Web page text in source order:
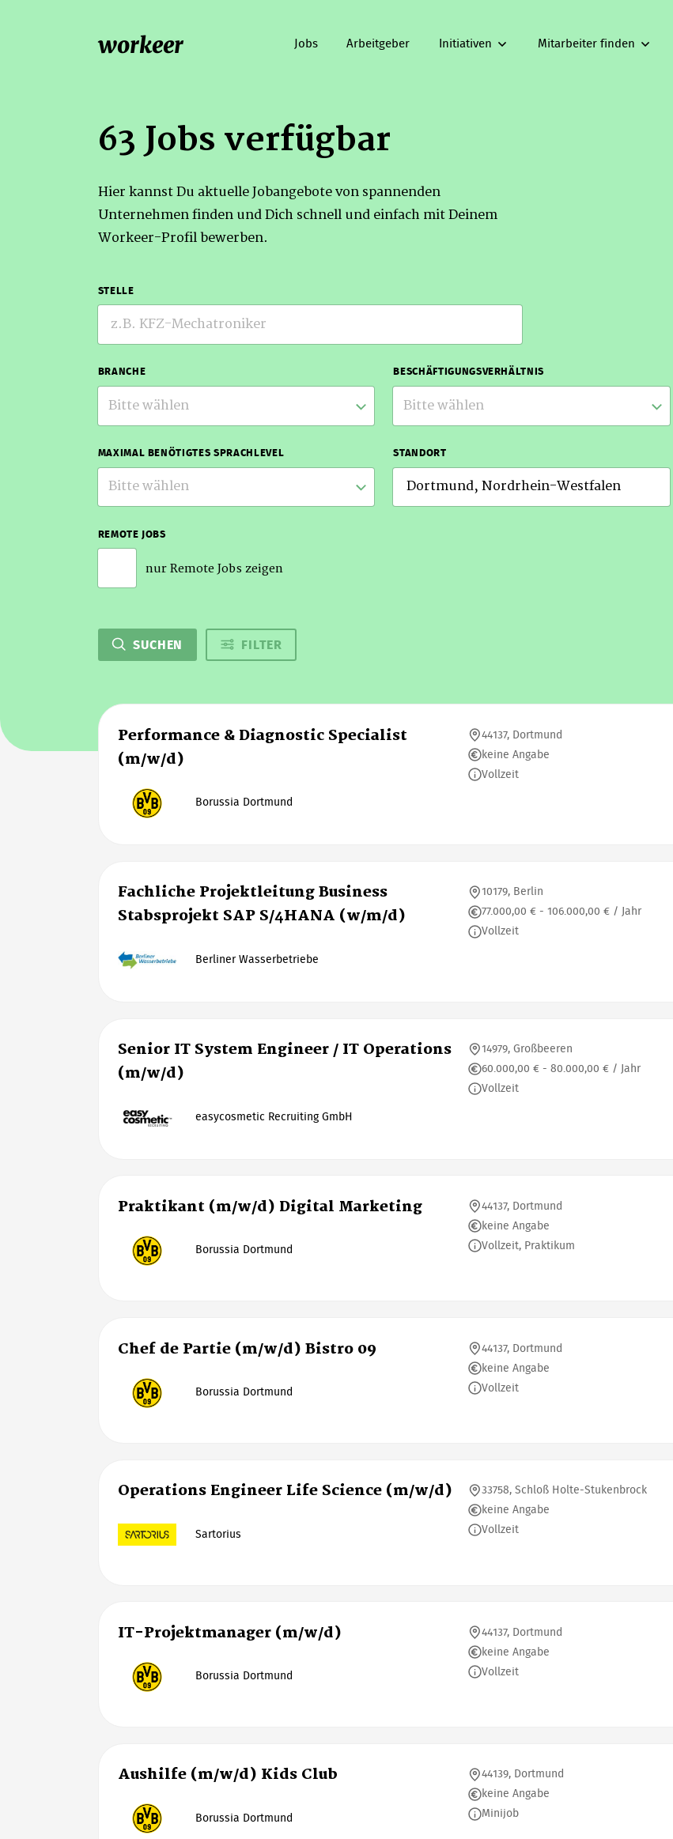
workeer Jobs Arbeitgeber Initiativen Mitarbeiter finden
63 Jobs verfügbar
Hier kannst Du aktuelle Jobangebote von spannenden
Unternehmen finden und Dich schnell und einfach mit Deinem
Workeer-Profil bewerben.
STELLE
BRANCHE
Bitte wählen
BESCHÄFTIGUNGSVERHÄLTNIS
Bitte wählen
MAXIMAL BENÖTIGTES SPRACHLEVEL
Bitte wählen
STANDORT
REMOTE JOBS
nur Remote Jobs zeigen
SUCHEN FILTER
Performance & Diagnostic Specialist
(m/w/d)
Borussia Dortmund
44137, Dortmund
keine Angabe
Vollzeit
Fachliche Projektleitung Business
Stabsprojekt SAP S/4HANA (w/m/d)
Berliner Wasserbetriebe
10179, Berlin
77.000,00 € - 106.000,00 € / Jahr
Vollzeit
Senior IT System Engineer / IT Operations
(m/w/d)
easycosmetic Recruiting GmbH
14979, Großbeeren
60.000,00 € - 80.000,00 € / Jahr
Vollzeit
Praktikant (m/w/d) Digital Marketing
Borussia Dortmund
44137, Dortmund
keine Angabe
Vollzeit, Praktikum
Chef de Partie (m/w/d) Bistro 09
Borussia Dortmund
44137, Dortmund
keine Angabe
Vollzeit
Operations Engineer Life Science (m/w/d)
Sartorius
33758, Schloß Holte-Stukenbrock
keine Angabe
Vollzeit
IT-Projektmanager (m/w/d)
Borussia Dortmund
44137, Dortmund
keine Angabe
Vollzeit
Aushilfe (m/w/d) Kids Club
Borussia Dortmund
44139, Dortmund
keine Angabe
Minijob